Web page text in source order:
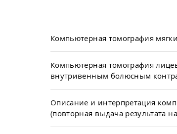
Компьютерная томография
Компьютерная томография
внутривенным болюсным
Описание и интерпретация
(повторная выдача результата